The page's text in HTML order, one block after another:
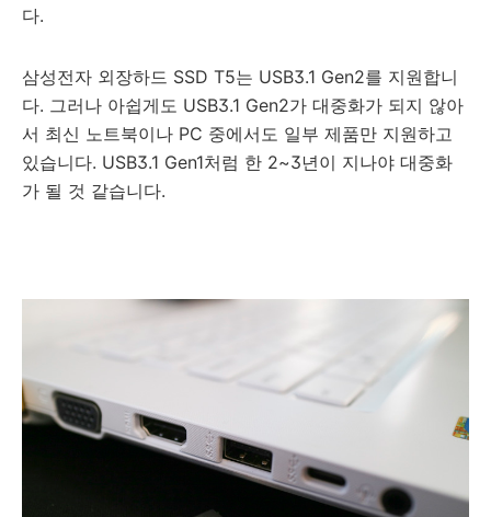
다.
삼성전자 외장하드 SSD T5는 USB3.1 Gen2를 지원합니
다. 그러나 아쉽게도 USB3.1 Gen2가 대중화가 되지 않아
서 최신 노트북이나 PC 중에서도 일부 제품만 지원하고
있습니다. USB3.1 Gen1처럼 한 2~3년이 지나야 대중화
가 될 것 같습니다.